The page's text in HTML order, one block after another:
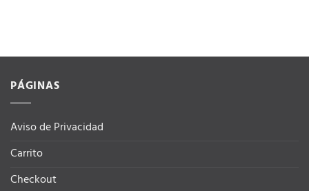
Las
PÁGINAS
Aviso de Privacidad
Carrito
Checkout